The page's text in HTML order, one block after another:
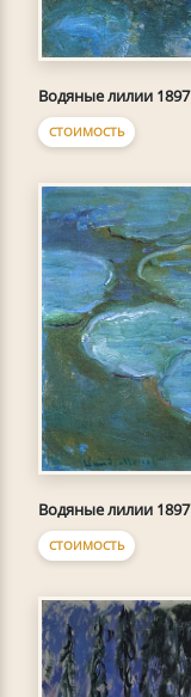
Водяные лилии 1897
СТОИМОСТЬ
Водяные лилии 1897
СТОИМОСТЬ